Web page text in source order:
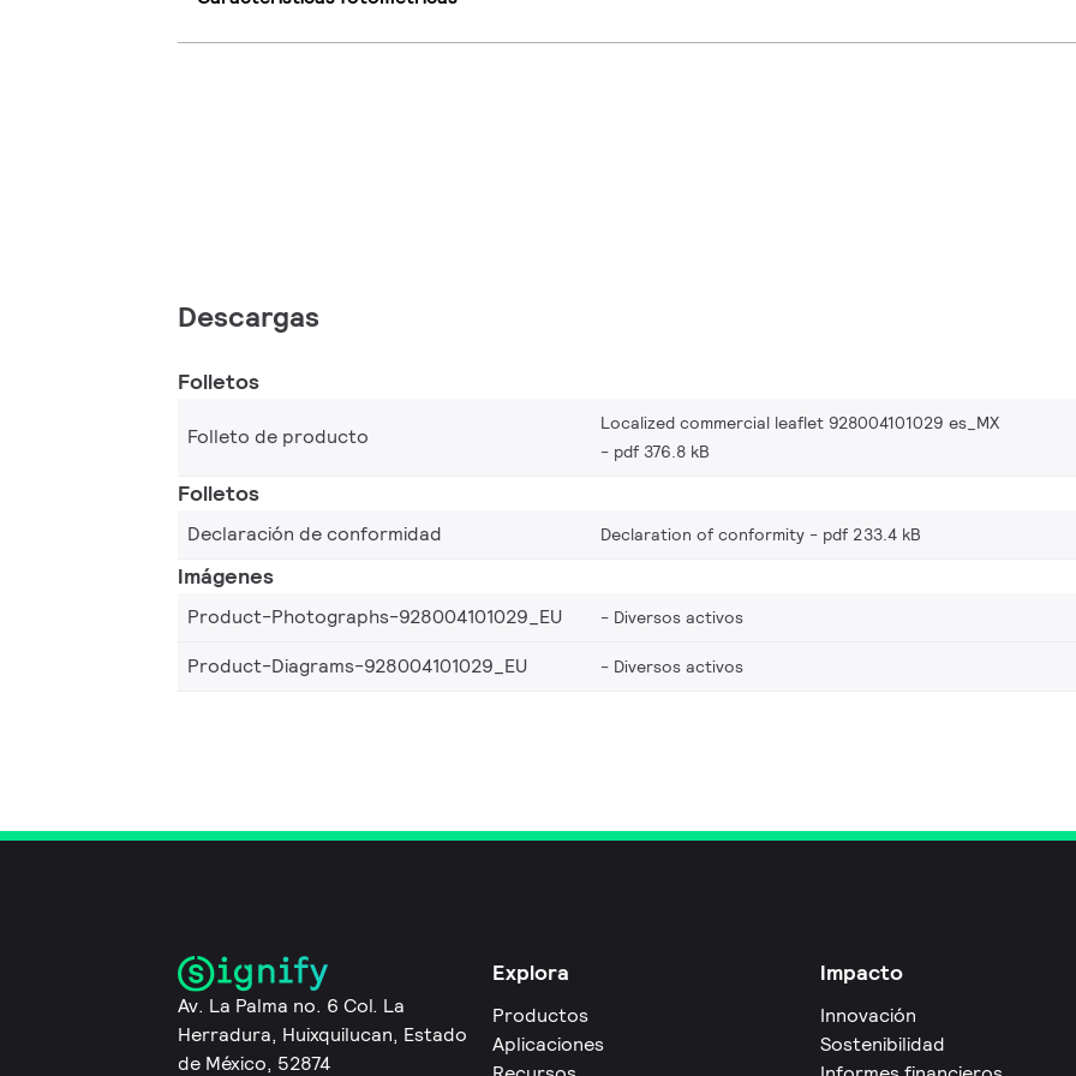
Descargas
Folletos
Folleto de producto
Localized commercial leaflet 928004101029 es_MX
pdf 376.8 kB
Folletos
Declaración de conformidad Declaration of conformity pdf 233.4 kB
Imágenes
Product-Photographs-928004101029_EU Diversos activos
Product-Diagrams-928004101029_EU
Diversos activos
Av. La Palma no. 6 Col. La
Herradura, Huixquilucan, Estado
de México, 52874
Explora
Productos
Aplicaciones
Impacto
Innovación
Sostenibilidad